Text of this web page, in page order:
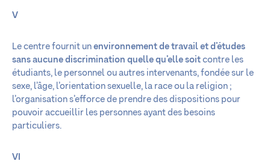
V
Le centre fournit un environnement de travail et d’études
sans aucune discrimination quelle qu’elle soit contre les
étudiants, le personnel ou autres intervenants, fondée sur le
sexe, l’âge, l’orientation sexuelle, la race ou la religion ;
l’organisation s’efforce de prendre des dispositions pour
pouvoir accueillir les personnes ayant des besoins
particuliers.
VI